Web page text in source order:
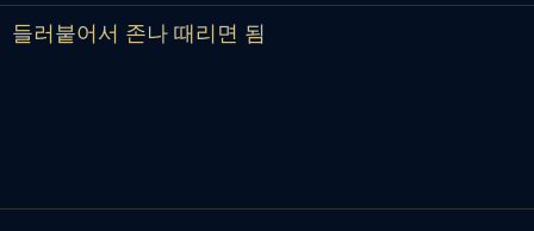
들러붙어서 존나 때리면 됨